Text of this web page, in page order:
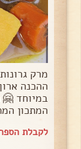
מרק
ההכנה
במיוחד 🤗
המתכון
לקבלת